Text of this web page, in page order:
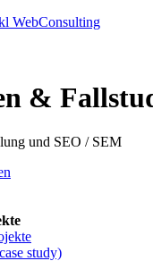
WebConsulting
&
und SEO / SEM
study)